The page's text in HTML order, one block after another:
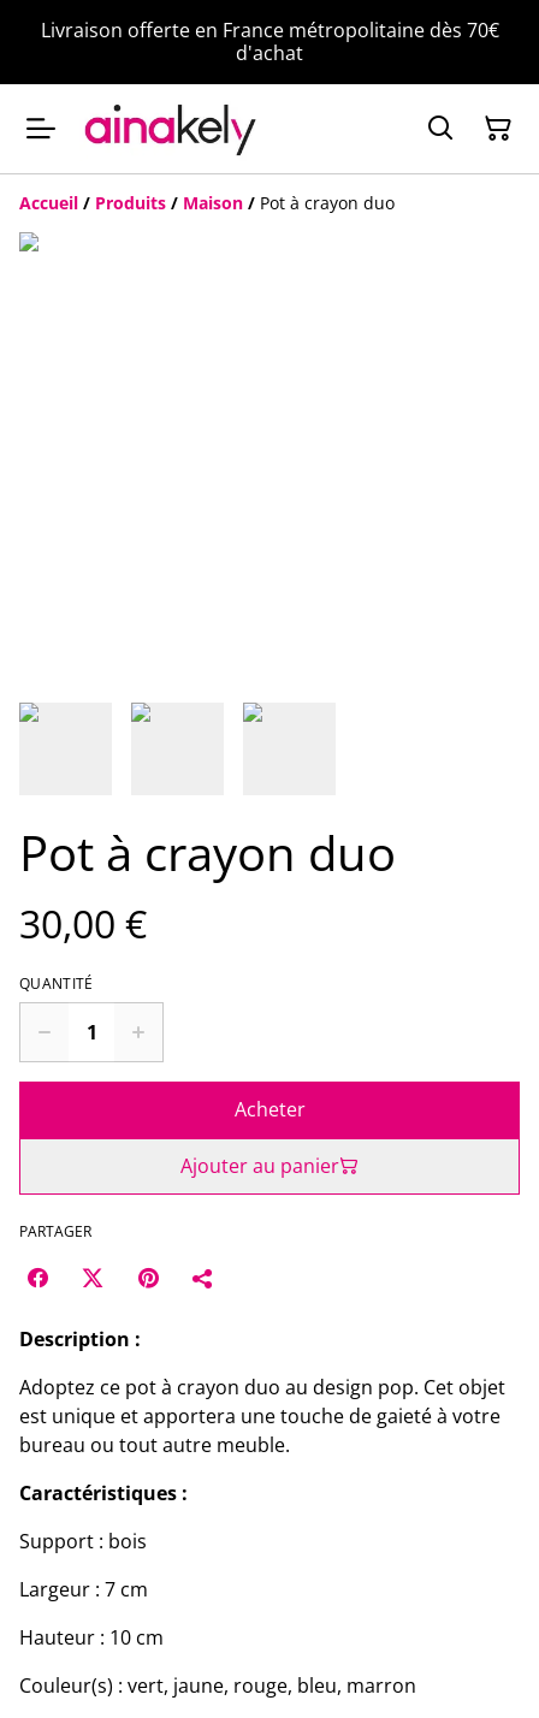
Livraison offerte en France métropolitaine dès 70€
d'achat
Accueil / Produits / Maison / Pot à crayon duo
Pot à crayon duo
30,00 €
QUANTITÉ
Acheter
Ajouter au panier
PARTAGER
Description :
Adoptez ce pot à crayon duo au design pop. Cet objet
est unique et apportera une touche de gaieté à votre
bureau ou tout autre meuble.
Caractéristiques :
Support : bois
Largeur : 7 cm
Hauteur : 10 cm
Couleur(s) : vert, jaune, rouge, bleu, marron